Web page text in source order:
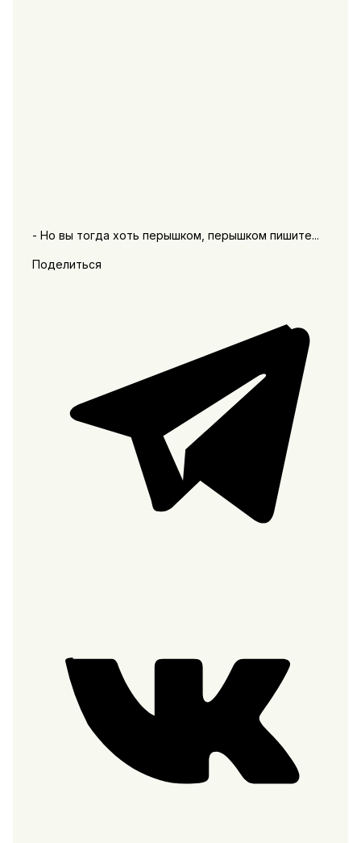
- Но вы тогда хоть перышком, перышком пишите...
Поделиться